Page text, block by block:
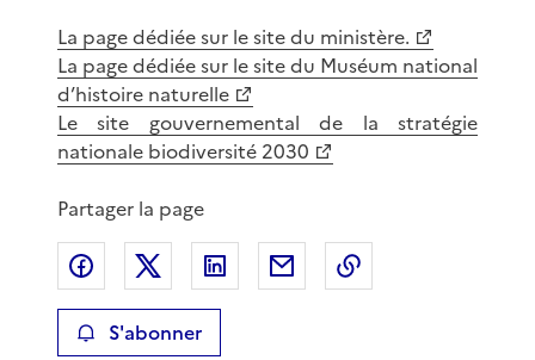
La page dédiée sur le site du ministère.
La page dédiée sur le site du Muséum national
d’histoire naturelle
Le site gouvernemental de la stratégie
nationale biodiversité 2030
Partager la page
Partager sur Facebook
Partager sur XPartager sur LinkedIn
Partager par email
S'abonner